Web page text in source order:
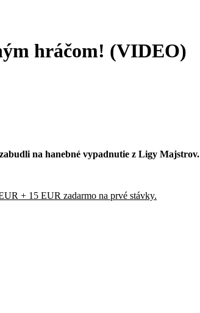
hráčom! (VIDEO)
na hanebné vypadnutie z Ligy Majstrov.
+ 15 EUR zadarmo na prvé stávky.